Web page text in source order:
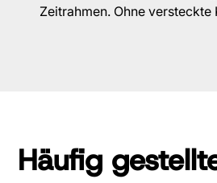
Zeitrahmen. Ohne versteckte
Häufig